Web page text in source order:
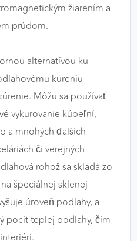
žiarením a
prúdom.
alternatívou ku
kúreniu
Môžu sa používať
vykurovanie kúpeľní,
a mnohých ďalších
či verejných
rohož sa skladá zo
špeciálnej sklenej
úroveň podlahy, a
pocit teplej podlahy, čím